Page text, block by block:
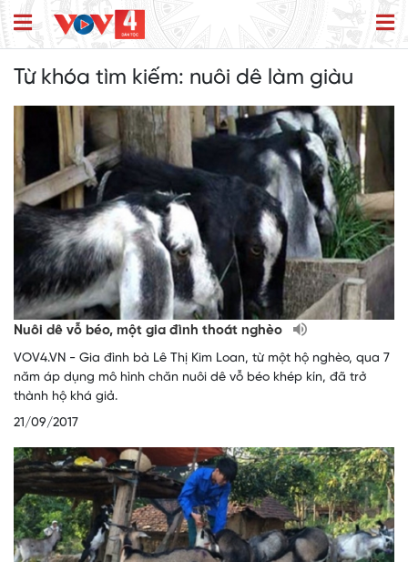
Từ khóa tìm kiếm: nuôi dê làm giàu
Nuôi dê vỗ béo, một gia đình thoát nghèo
VOV4.VN - Gia đình bà Lê Thị Kim Loan, từ một hộ nghèo, qua 7
năm áp dụng mô hình chăn nuôi dê vỗ béo khép kín, đã trở
thành hộ khá giả.
21/09/2017